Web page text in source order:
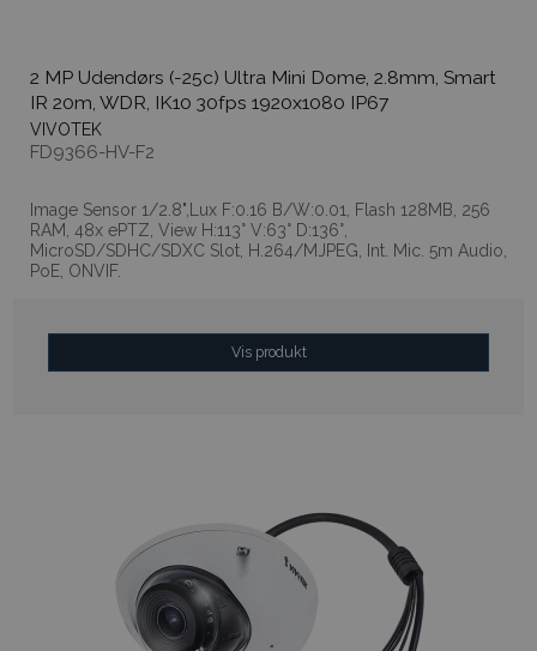
2 MP Udendørs (-25c) Ultra Mini Dome, 2.8mm, Smart
IR 20m, WDR, IK10 30fps 1920x1080 IP67
VIVOTEK
FD9366-HV-F2
Image Sensor 1/2.8",Lux F:0.16 B/W:0.01, Flash 128MB, 256
RAM, 48x ePTZ, View H:113° V:63° D:136°,
MicroSD/SDHC/SDXC Slot, H.264/MJPEG, Int. Mic. 5m Audio,
PoE, ONVIF.
Vis produkt